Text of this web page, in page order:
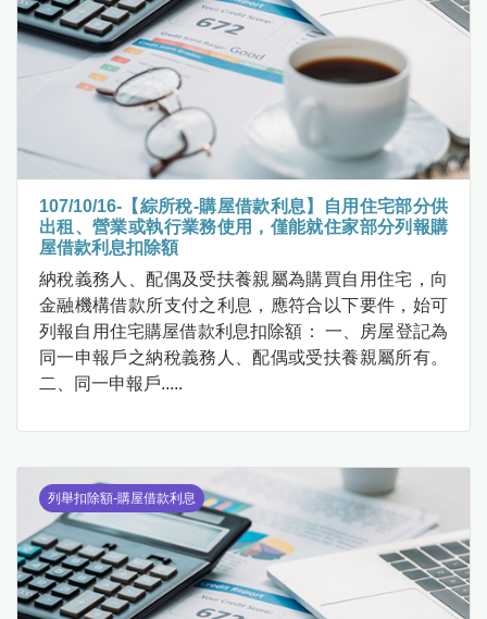
107/10/16-【綜所稅-購屋借款利息】自用住宅部分供
出租、營業或執行業務使用，僅能就住家部分列報購
屋借款利息扣除額
納稅義務人、配偶及受扶養親屬為購買自用住宅，向
金融機構借款所支付之利息，應符合以下要件，始可
列報自用住宅購屋借款利息扣除額： 一、房屋登記為
同一申報戶之納稅義務人、配偶或受扶養親屬所有。
二、同一申報戶.....
列舉扣除額-購屋借款利息